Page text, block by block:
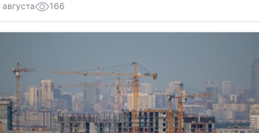
августа 166